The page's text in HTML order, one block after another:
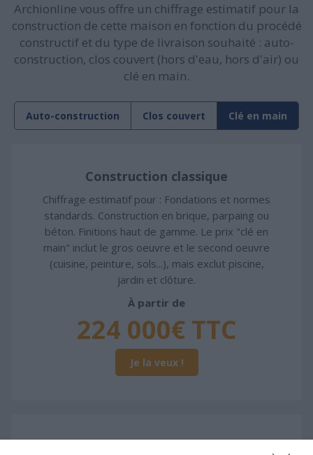
Archionline vous offre un chiffrage estimatif pour la
construction de cette maison en fonction du procédé
constructif et du type de livraison souhaité : auto-
construction, clos couvert (hors d'eau, hors d'air) ou
clé en main.
Auto-construction Clos couvert Clé en main
Construction classique
Chiffrage estimatif pour : Fondations et normes
standards. Construction en brique, parpaing ou
béton. Finitions haut de gamme. Le prix "clé en
main" inclut le gros oeuvre et le second oeuvre
(cuisine, peinture, sols...), mais exclut piscine,
jardin et clôture.
À partir de
224 000€ TTC
Je la veux !